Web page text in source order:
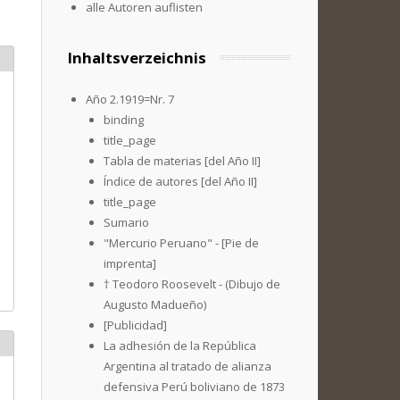
alle Autoren auflisten
Inhaltsverzeichnis
Año 2.1919=Nr. 7
binding
title_page
Tabla de materias [del Año II]
Índice de autores [del Año II]
title_page
Sumario
"Mercurio Peruano" - [Pie de
imprenta]
† Teodoro Roosevelt - (Dibujo de
Augusto Madueño)
[Publicidad]
La adhesión de la República
Argentina al tratado de alianza
defensiva Perú boliviano de 1873